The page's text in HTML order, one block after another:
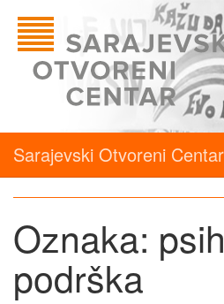
Sarajevski Otvoreni Centar
Oznaka:
podrška